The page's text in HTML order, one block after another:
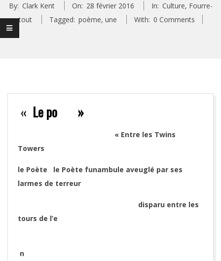
By: Clark Kent On: 28 février 2016 In: Culture, Fourre-
tout
Tagged: poème, une With: 0 Comments
« Le po »
« Entre les Twins
Towers
le Poète le Poète funambule aveuglé par ses
larmes de terreur
disparu entre les
tours de l’e
n